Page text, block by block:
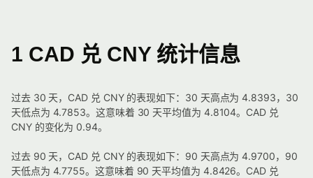
1 CAD 兑 CNY 统计信息
过去 30 天，CAD 兑 CNY 的表现如下：30 天高点为 4.8393，30
天低点为 4.7853。这意味着 30 天平均值为 4.8104。CAD 兑
CNY 的变化为 0.94。
过去 90 天，CAD 兑 CNY 的表现如下：90 天高点为 4.9700，90
天低点为 4.7755。这意味着 90 天平均值为 4.8426。CAD 兑